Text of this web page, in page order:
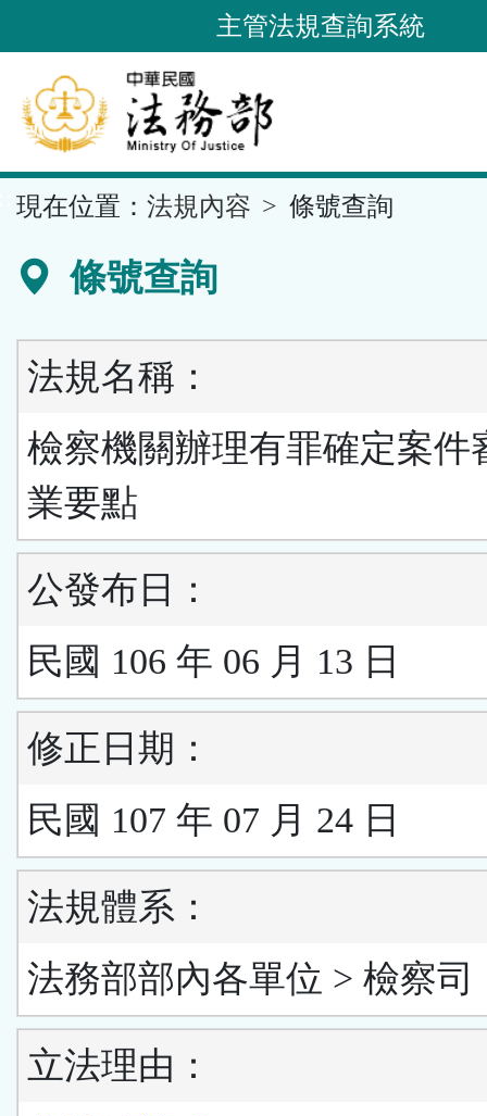
到
要
內
容
區
主管法規查詢系統
現在位置： 法規內容 條號查詢
條號查詢
法規名稱：
檢察機關辦理有罪確定案件
業要點
公發布日：
民國 106 年 06 月 13 日
修正日期：
民國 107 年 07 月 24 日
法規體系：
法務部部內各單位 > 檢察司
立法理由：